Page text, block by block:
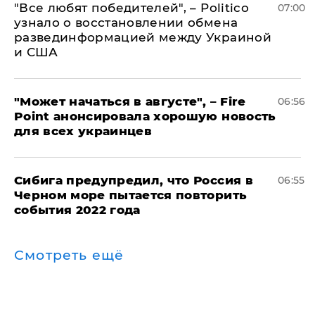
​"Все любят победителей", – Politico
узнало о восстановлении обмена
развединформацией между Украиной
и США
07:00
"Может начаться в августе", – Fire
Point анонсировала хорошую новость
для всех украинцев
06:56
Сибига предупредил, что Россия в
Черном море пытается повторить
события 2022 года
06:55
Смотреть ещё